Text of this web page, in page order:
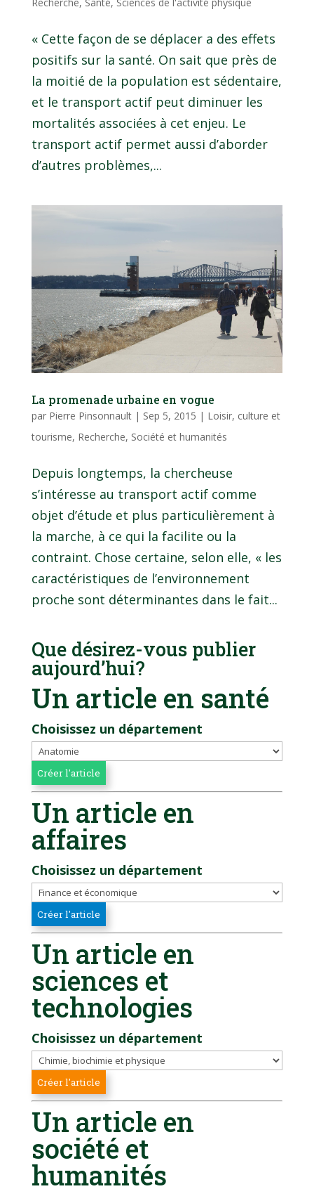
Recherche, Santé, Sciences de l'activité physique
« Cette façon de se déplacer a des effets
positifs sur la santé. On sait que près de
la moitié de la population est sédentaire,
et le transport actif peut diminuer les
mortalités associées à cet enjeu. Le
transport actif permet aussi d’aborder
d’autres problèmes,...
La promenade urbaine en vogue
par Pierre Pinsonnault| Sep 5, 2015 | Loisir, culture et
tourisme, Recherche, Société et humanités
Depuis longtemps, la chercheuse
s’intéresse au transport actif comme
objet d’étude et plus particulièrement à
la marche, à ce qui la facilite ou la
contraint. Chose certaine, selon elle, « les
caractéristiques de l’environnement
proche sont déterminantes dans le fait...
Que désirez-vous publier
aujourd’hui?
Un article en santé
Choisissez un département
Un article en
affaires
Choisissez un département
Un article en
sciences et
technologies
Choisissez un département
Un article en
société et
humanités